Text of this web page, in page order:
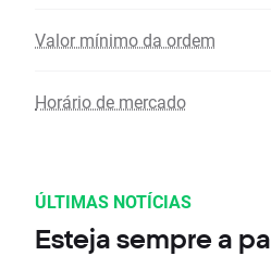
Valor mínimo da ordem
Horário de mercado
ÚLTIMAS NOTÍCIAS
Esteja sempre a